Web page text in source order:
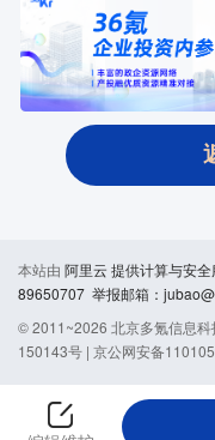
本站由 阿里云 提供计算与安
89650707 举报邮箱：
© 2011~2026 北京多氪信息
150143号 | 京公网安备